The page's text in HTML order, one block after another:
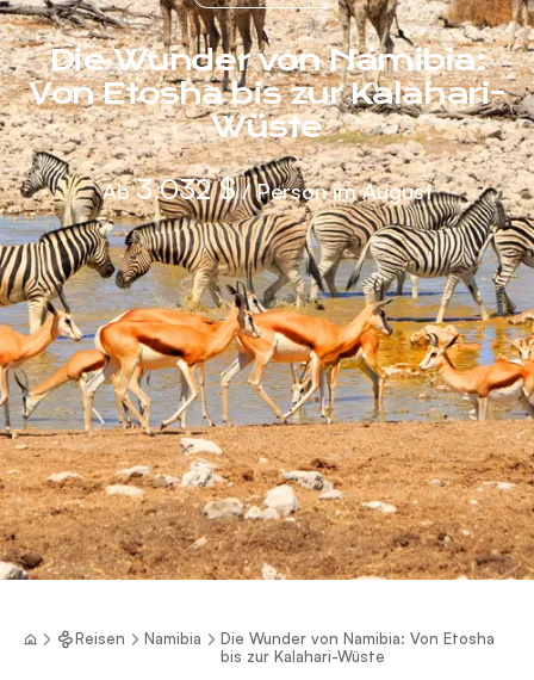
Die Wunder von Namibia:
Von Etosha bis zur Kalahari-
Wüste
Ab3.032 $/ Person im August
Reisen Namibia
Die Wunder von Namibia: Von Etosha
bis zur Kalahari-Wüste